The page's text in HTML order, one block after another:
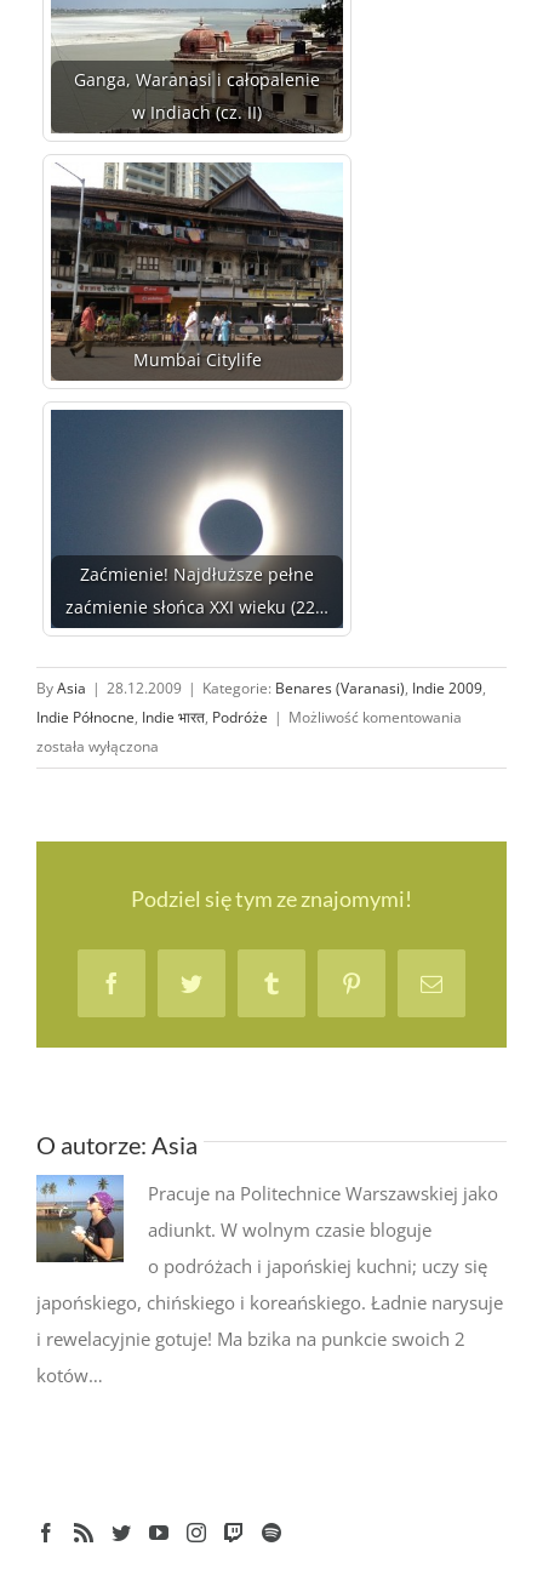
Ganga, Waranasi i całopalenie
w Indiach (cz. II)
Mumbai Citylife
Zaćmienie! Najdłuższe pełne
zaćmienie słońca XXI wieku (22…
ByAsia | 28.12.2009 | Kategorie: Benares (Varanasi), Indie 2009,
Indie Północne, Indie भारत, Podróże | Możliwość komentowania
i
została wyłączona
Podziel się tym ze znajomymi!
FacebookTwitter Tumblr PinterestEmail
O autorze: Asia
Pracuje na Politechnice Warszawskiej jako
adiunkt. W wolnym czasie bloguje
o podróżach i japońskiej kuchni; uczy się
japońskiego, chińskiego i koreańskiego. Ładnie narysuje
i rewelacyjnie gotuje! Ma bzika na punkcie swoich 2
kotów…